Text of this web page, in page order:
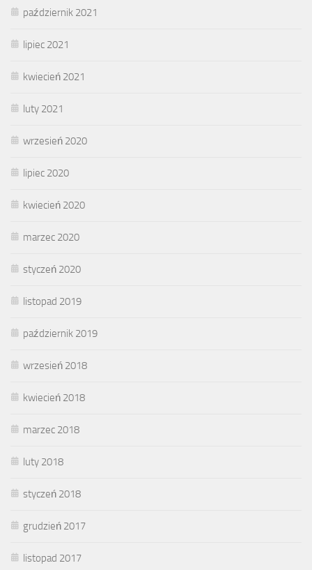
październik 2021
lipiec 2021
kwiecień 2021
luty 2021
wrzesień 2020
lipiec 2020
kwiecień 2020
marzec 2020
styczeń 2020
listopad 2019
październik 2019
wrzesień 2018
kwiecień 2018
marzec 2018
luty 2018
styczeń 2018
grudzień 2017
listopad 2017